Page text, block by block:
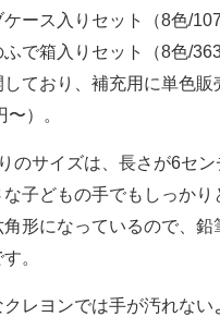
ース入りセット（8色/
ふで箱入りセット（8色/
しており、補充用に単色販
〜）。
のサイズは、長さが6セン
子どもの手でもしっかり
角形になっているので、鉛
。
レヨンでは手が汚れない